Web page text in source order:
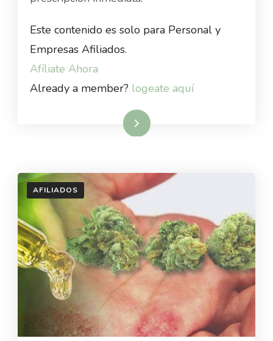
Este contenido es solo para Personal y
Empresas Afiliados.
Afíliate Ahora
Already a member? logeate aquí
Read More
AFILIADOS